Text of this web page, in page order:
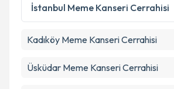
İstanbul Meme Kanseri Cerrahisi
Kadıköy Meme Kanseri Cerrahisi
Üsküdar Meme Kanseri Cerrahisi